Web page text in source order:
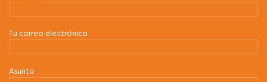
Tu correo electrónico
Asunto